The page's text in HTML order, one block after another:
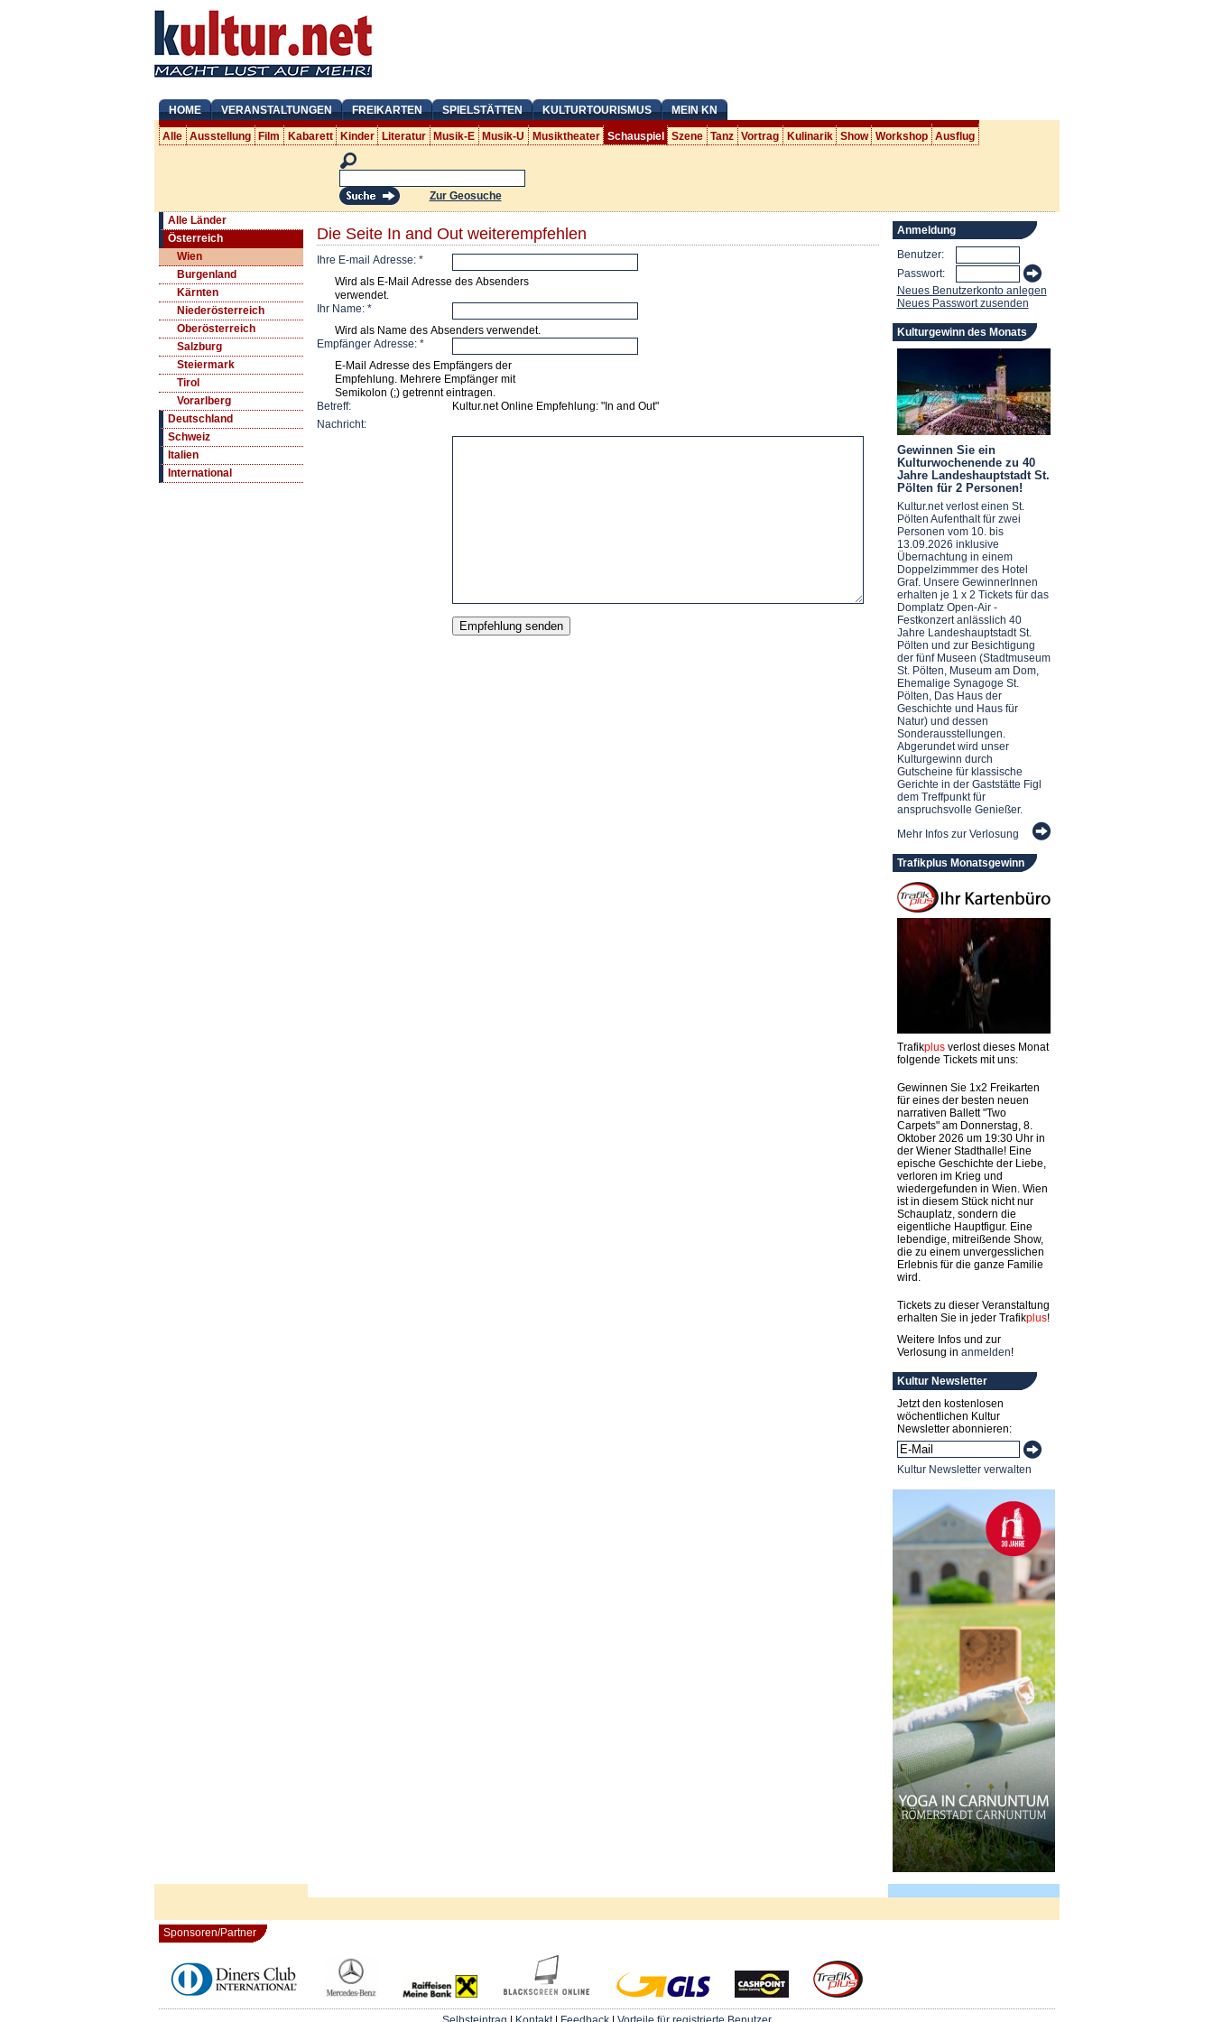
HOME VERANSTALTUNGEN FREIKARTEN SPIELSTÄTTEN KULTURTOURISMUS MEIN KN
Alle Ausstellung Film Kabarett Kinder Literatur Musik-E Musik-U Musiktheater Schauspiel Szene Tanz Vortrag Kulinarik Show Workshop Ausflug
Zur Geosuche
Alle Länder
Österreich
Wien
Burgenland
Kärnten
Niederösterreich
Oberösterreich
Salzburg
Steiermark
Tirol
Vorarlberg
Deutschland
Schweiz
Italien
International
Die Seite In and Out weiterempfehlen
Ihre E-mail Adresse: *
Wird als E-Mail Adresse des Absenders
verwendet.
Ihr Name: *
Wird als Name des Absenders verwendet.
Empfänger Adresse: *
E-Mail Adresse des Empfängers der
Empfehlung. Mehrere Empfänger mit
Semikolon (;) getrennt eintragen.
Betreff:
Kultur.net Online Empfehlung: "In and Out"
Nachricht:
Anmeldung
Benutzer:
Passwort:
Neues Benutzerkonto anlegen
Neues Passwort zusenden
Kulturgewinn des Monats
Gewinnen Sie ein
Kulturwochenende zu 40
Jahre Landeshauptstadt St.
Pölten für 2 Personen!
Kultur.net verlost einen St.
Pölten Aufenthalt für zwei
Personen vom 10. bis
13.09.2026 inklusive
Übernachtung in einem
Doppelzimmmer des Hotel
Graf. Unsere GewinnerInnen
erhalten je 1 x 2 Tickets für das
Domplatz Open-Air -
Festkonzert anlässlich 40
Jahre Landeshauptstadt St.
Pölten und zur Besichtigung
der fünf Museen (Stadtmuseum
St. Pölten, Museum am Dom,
Ehemalige Synagoge St.
Pölten, Das Haus der
Geschichte und Haus für
Natur) und dessen
Sonderausstellungen.
Abgerundet wird unser
Kulturgewinn durch
Gutscheine für klassische
Gerichte in der Gaststätte Figl
dem Treffpunkt für
anspruchsvolle Genießer.
Mehr Infos zur Verlosung
Trafikplus Monatsgewinn
Trafikplusverlost dieses Monat
folgende Tickets mit uns:
Gewinnen Sie 1x2 Freikarten
für eines der besten neuen
narrativen Ballett "Two
Carpets" am Donnerstag, 8.
Oktober 2026 um 19:30 Uhr in
der Wiener Stadthalle! Eine
epische Geschichte der Liebe,
verloren im Krieg und
wiedergefunden in Wien. Wien
ist in diesem Stück nicht nur
Schauplatz, sondern die
eigentliche Hauptfigur. Eine
lebendige, mitreißende Show,
die zu einem unvergesslichen
Erlebnis für die ganze Familie
wird.
Tickets zu dieser Veranstaltung
erhalten Sie in jeder Trafikplus!
Weitere Infos und zur
Verlosung in anmelden!
Kultur Newsletter
Jetzt den kostenlosen
wöchentlichen Kultur
Newsletter abonnieren:
Kultur Newsletter verwalten
Sponsoren/Partner